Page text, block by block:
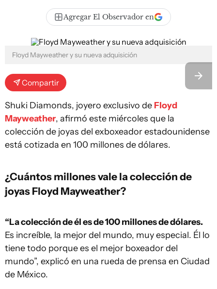
Agregar El Observador en
Floyd Mayweather y su nueva adquisición
Compartir
Shuki Diamonds, joyero exclusivo de Floyd
Mayweather, afirmó este miércoles que la
colección de joyas del exboxeador estadounidense
está cotizada en 100 millones de dólares.
¿Cuántos millones vale la colección de
joyas Floyd Mayweather?
“La colección de él es de 100 millones de dólares.
Es increíble, la mejor del mundo, muy especial. Él lo
tiene todo porque es el mejor boxeador del
mundo”, explicó en una rueda de prensa en Ciudad
de México.